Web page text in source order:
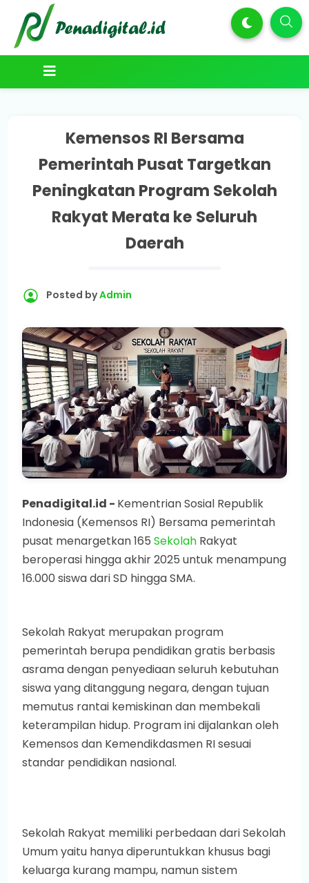
Kemensos RI Bersama
Pemerintah Pusat Targetkan
Peningkatan Program Sekolah
Rakyat Merata ke Seluruh
Daerah
Posted byAdmin
Penadigital.id - Kementrian Sosial Republik
Indonesia (Kemensos RI) Bersama pemerintah
pusat menargetkan 165Sekolah Rakyat
beroperasi hingga akhir 2025 untuk menampung
16.000 siswa dari SD hingga SMA.
Sekolah Rakyat merupakan program
pemerintah berupa pendidikan gratis berbasis
asrama dengan penyediaan seluruh kebutuhan
siswa yang ditanggung negara, dengan tujuan
memutus rantai kemiskinan dan membekali
keterampilan hidup. Program ini dijalankan oleh
Kemensos dan Kemendikdasmen RI sesuai
standar pendidikan nasional.
Sekolah Rakyat memiliki perbedaan dari Sekolah
Umum yaitu hanya diperuntukkan khusus bagi
keluarga kurang mampu, namun sistem